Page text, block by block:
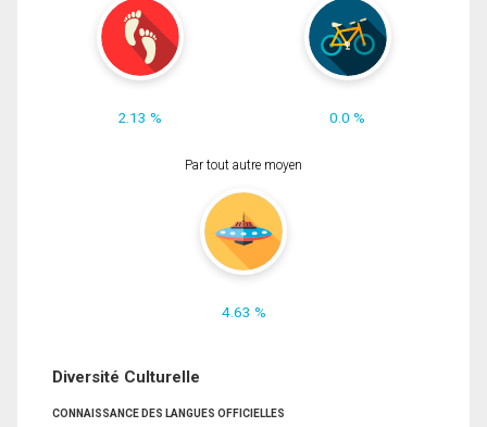
2.13 % 0.0 %
Par tout autre moyen
4.63 %
Diversité Culturelle
CONNAISSANCE DES LANGUES OFFICIELLES